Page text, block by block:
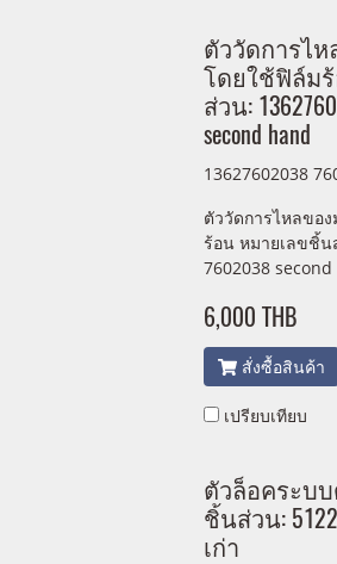
ตัววัดการไ
โดยใช้ฟิล์ม
ส่วน:
second hand
13627602038
ตัววัดการไหลขอ
ร้อน หมายเลขชิ้น
7602038
6,000 THB
สั่งซื้อสินค้า
เปรียบเทียบ
ตัวล็อคระบ
ชิ้นส่วน:
เก่า